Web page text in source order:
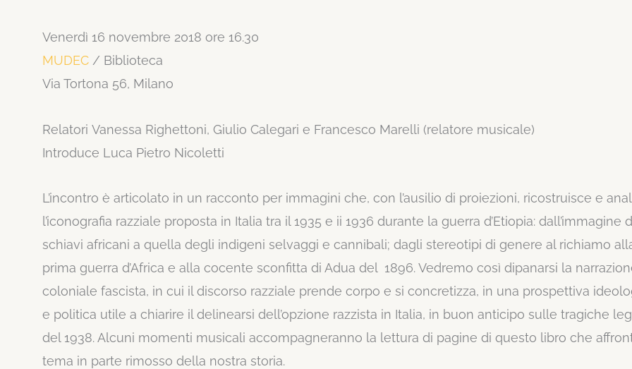
Venerdì 16 novembre 2018 ore 16.30
MUDEC / Biblioteca
Via Tortona 56, Milano
Relatori Vanessa Righettoni, Giulio Calegari e Francesco Marelli (relatore musicale)
Introduce Luca Pietro Nicoletti
L’incontro è articolato in un racconto per immagini che, con l’ausilio di proiezioni, ricostruisce e
l’iconografia razziale proposta in Italia tra il 1935 e ii 1936 durante la guerra d’Etiopia: dall’immagine
schiavi africani a quella degli indigeni selvaggi e cannibali; dagli stereotipi di genere al richiamo
prima guerra d’Africa e alla cocente sconfitta di Adua del 1896. Vedremo così dipanarsi la
coloniale fascista, in cui il discorso razziale prende corpo e si concretizza, in una prospettiva
e politica utile a chiarire il delinearsi dell’opzione razzista in Italia, in buon anticipo sulle tragiche
del 1938. Alcuni momenti musicali accompagneranno la lettura di pagine di questo libro che
tema in parte rimosso della nostra storia.